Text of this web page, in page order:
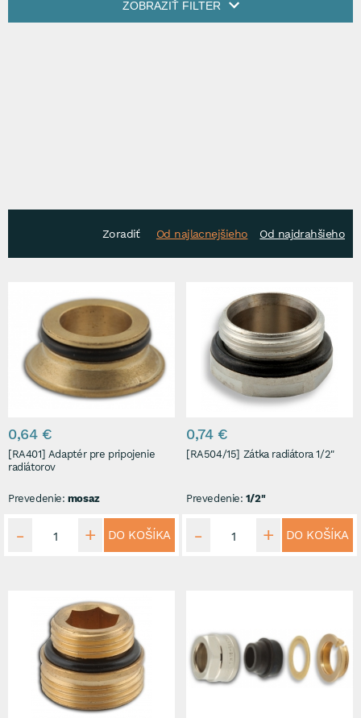
ZOBRAZIŤ FILTER
Zoradiť Od najlacnejšieho Od najdrahšieho
0,64 €
[RA401] Adaptér pre pripojenie
radiátorov
Prevedenie: mosaz
DO KOŠÍKA
0,74 €
[RA504/15] Zátka radiátora 1/2"
Prevedenie: 1/2"
DO KOŠÍKA